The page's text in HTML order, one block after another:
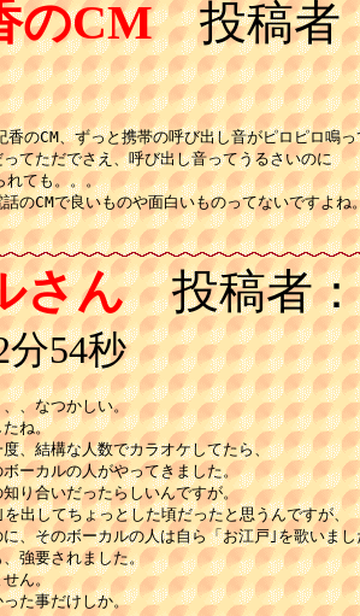
のCM投稿者
のCM、ずっと携帯の呼び出し音がピロピロ鳴っ
てただでさえ、呼び出し音ってうるさいのに
れても。。。
のCMで良いものや面白いものってないですよね
さん投稿者：
分54秒
、なつかしい。
たね。
、結構な人数でカラオケしてたら、
ーカルの人がやってきました。
り合いだったらしいんですが。
出してちょっとした頃だったと思うんですが、
、そのボーカルの人は自ら「お江戸｣を歌いまし
強要されました。
ん。
た事だけしか。